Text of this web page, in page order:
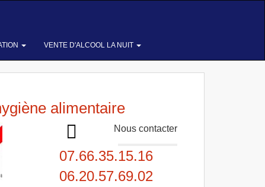
VENTE D'ALCOOL LA NUIT
alimentaire
Nous contacter
07.66.35.15.16
06.20.57.69.02